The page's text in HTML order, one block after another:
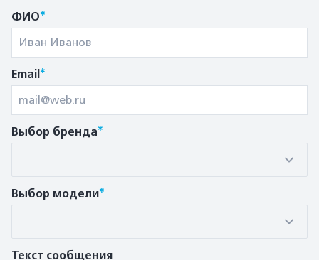
ФИО*
Email*
Выбор бренда*
Выбор модели*
Текст сообщения